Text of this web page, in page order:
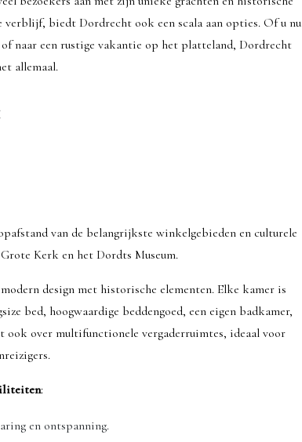
verblijf, biedt Dordrecht ook een scala aan opties. Of u nu
naar een rustige vakantie op het platteland, Dordrecht
allemaal.
van de belangrijkste winkelgebieden en culturele
Kerk en het Dordts Museum.
design met historische elementen. Elke kamer is
bed, hoogwaardige beddengoed, een eigen badkamer,
over multifunctionele vergaderruimtes, ideaal voor
:
en ontspanning.